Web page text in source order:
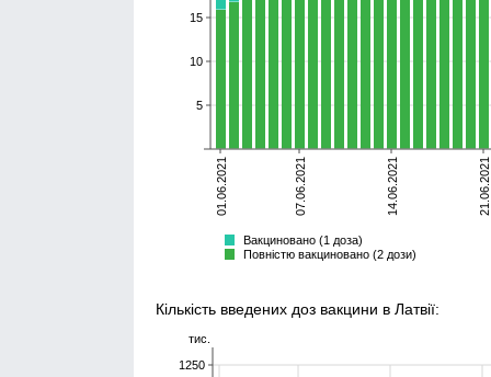
неповністю
повністю
бустер
Всього
01.06.2021 07.06.2021 14.06.2021 21.06.2021
5
10
15
Вакциновано (1 доза)
Повністю вакциновано (2 дози)
Кількість введених доз вакцини в Латвії:
1250
тис.